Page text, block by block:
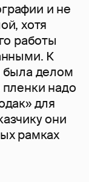
и не
хотя
работы
К
была делом
надо
для
они
рамках